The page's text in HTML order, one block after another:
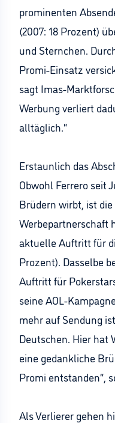
prominenten
(2007: 18 Prozent)
und Sternchen.
Promi-Einsatz
sagt Imas-
Werbung verliert
alltäglich.“
Erstaunlich das
Obwohl Ferrero seit
Brüdern wirbt, ist
Werbepartnerschaft
aktuelle Auftritt für
Prozent). Dasselbe
Auftritt für
seine AOL-
mehr auf Sendung
Deutschen. Hier hat
eine gedankliche
Promi entstanden“,
Als Verlierer gehen